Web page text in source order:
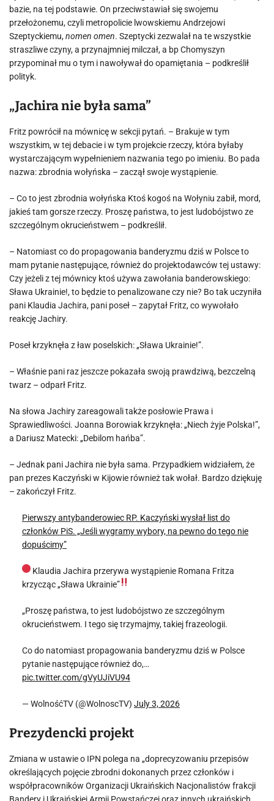
bazie, na tej podstawie. On przeciwstawiał się swojemu
przełożonemu, czyli metropolicie lwowskiemu Andrzejowi
Szeptyckiemu,nomen omen. Szeptycki zezwalał na te wszystkie
straszliwe czyny, a przynajmniej milczał, a bp Chomyszyn
przypominał mu o tym i nawoływał do opamiętania – podkreślił
polityk.
„Jachira nie była sama”
Fritz powrócił na mównicę w sekcji pytań. – Brakuje w tym
wszystkim, w tej debacie i w tym projekcie rzeczy, która byłaby
wystarczającym wypełnieniem nazwania tego po imieniu. Bo pada
nazwa: zbrodnia wołyńska – zaczął swoje wystąpienie.
– Co to jest zbrodnia wołyńska Ktoś kogoś na Wołyniu zabił, mord,
jakieś tam gorsze rzeczy. Proszę państwa, to jest ludobójstwo ze
szczególnym okrucieństwem – podkreślił.
– Natomiast co do propagowania banderyzmu dziś w Polsce to
mam pytanie następujące, również do projektodawców tej ustawy:
Czy jeżeli z tej mównicy ktoś używa zawołania banderowskiego:
Sława Ukrainie!, to będzie to penalizowane czy nie? Bo tak uczyniła
pani Klaudia Jachira, pani poseł – zapytał Fritz, co wywołało
reakcję Jachiry.
Poseł krzyknęła z ław poselskich: „Sława Ukrainie!”.
– Właśnie pani raz jeszcze pokazała swoją prawdziwą, bezczelną
twarz – odparł Fritz.
Na słowa Jachiry zareagowali także posłowie Prawa i
Sprawiedliwości. Joanna Borowiak krzyknęła: „Niech żyje Polska!”,
a Dariusz Matecki: „Debilom hańba”.
– Jednak pani Jachira nie była sama. Przypadkiem widziałem, że
pan prezes Kaczyński w Kijowie również tak wołał. Bardzo dziękuję
– zakończył Fritz.
Pierwszy antybanderowiec RP. Kaczyński wysłał list do
członków PiS. „Jeśli wygramy wybory, na pewno do tego nie
dopuścimy”
Klaudia Jachira przerywa wystąpienie Romana Fritza
krzycząc „Sława Ukrainie”
„Proszę państwa, to jest ludobójstwo ze szczególnym
okrucieństwem. I tego się trzymajmy, takiej frazeologii.
Co do natomiast propagowania banderyzmu dziś w Polsce
pytanie następujące również do,…
pic.twitter.com/gVyUJiVU94
— WolnośćTV (@WolnoscTV) July 3, 2026
Prezydencki projekt
Zmiana w ustawie o IPN polega na „doprecyzowaniu przepisów
określających pojęcie zbrodni dokonanych przez członków i
współpracowników Organizacji Ukraińskich Nacjonalistów frakcji